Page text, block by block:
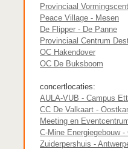
Provinciaal
Peace Village - Mesen
De Flipper - De Panne
Provinciaal Centrum
OC Hakendover
OC De Buksboom
concertlocaties:
AULA-VUB - Campus
CC De Valkaart -
Meeting en
C-Mine Energiegebouw -
Zuiderpershuis -